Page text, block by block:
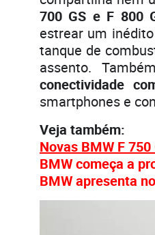
700 GS e F 800
estrear um
tanque de
assento.
conectividade
smartphones e
Veja também:
Novas BMW F
BMW começa a
BMW apresenta